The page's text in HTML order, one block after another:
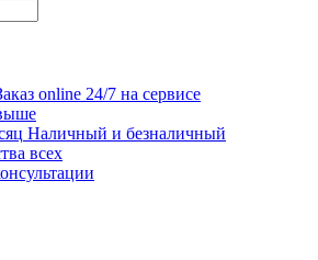
online 24/7 на сервисе
Наличный и безналичный
всех